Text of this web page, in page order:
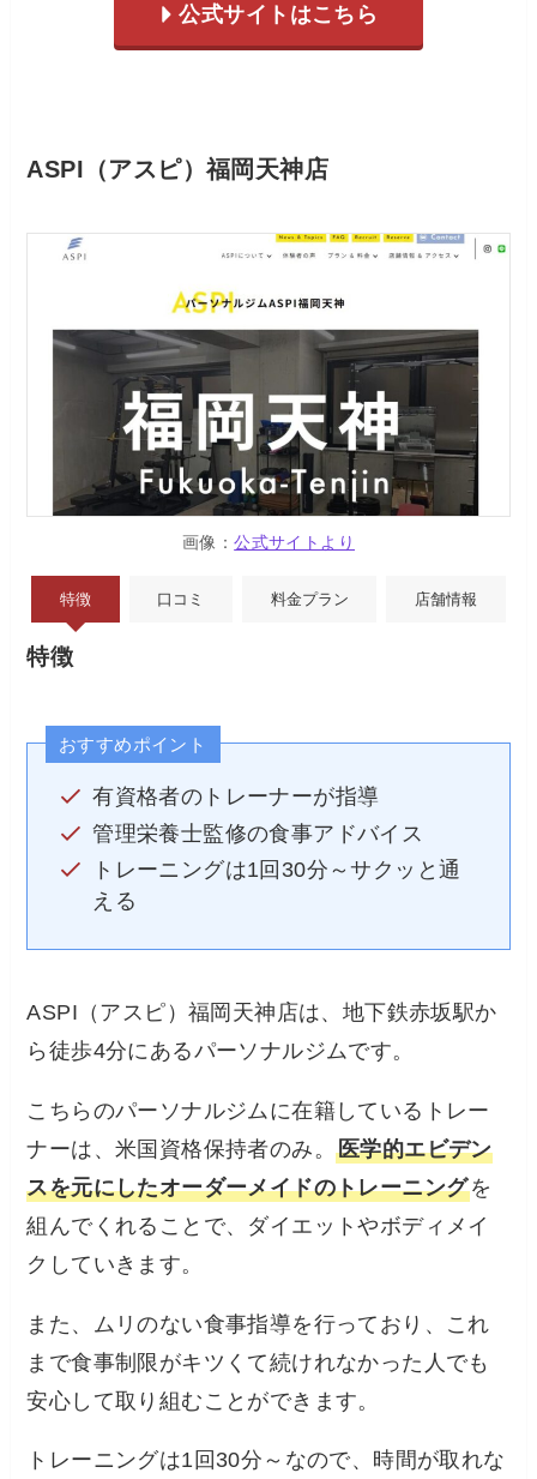
公式サイトはこちら
ASPI（アスピ）福岡天神店
画像：公式サイトより
特徴 口コミ 料金プラン 店舗情報
特徴
おすすめポイント
有資格者のトレーナーが指導
管理栄養士監修の食事アドバイス
トレーニングは1回30分～サクッと通
える
ASPI（アスピ）福岡天神店は、地下鉄赤坂駅か
ら徒歩4分にあるパーソナルジムです。
こちらのパーソナルジムに在籍しているトレー
ナーは、米国資格保持者のみ。医学的エビデン
スを元にしたオーダーメイドのトレーニングを
組んでくれることで、ダイエットやボディメイ
クしていきます。
また、ムリのない食事指導を行っており、これ
まで食事制限がキツくて続けれなかった人でも
安心して取り組むことができます。
トレーニングは1回30分～なので、時間が取れな